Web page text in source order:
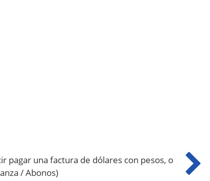
pagar una factura de dólares con pesos, o
/ Abonos)